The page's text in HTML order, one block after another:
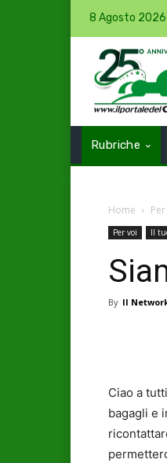
8 Agosto 2026
Rubriche
Home
Per voi Il
By Il
Ciao a
bagagli e